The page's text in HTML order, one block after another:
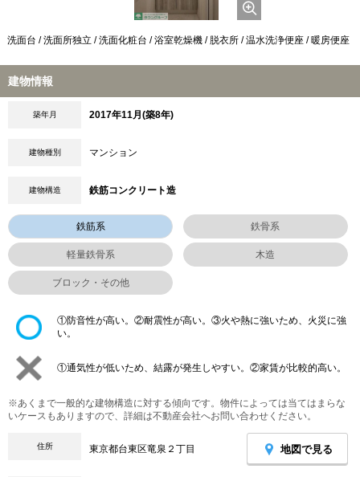
洗面台 / 洗面所独立 / 洗面化粧台 / 浴室乾燥機 / 脱衣所 / 温水洗浄便座 / 暖房便座
建物情報
築年月 2017年11月(築8年)
建物種別 マンション
建物構造 鉄筋コンクリート造
鉄筋系 鉄骨系
軽量鉄骨系 木造
ブロック・その他
①防音性が高い。②耐震性が高い。③火や熱に強いため、火災に強
い。
①通気性が低いため、結露が発生しやすい。②家賃が比較的高い。
※あくまで一般的な建物構造に対する傾向です。物件によっては当てはまらな
いケースもありますので、詳細は不動産会社へお問い合わせください。
住所 東京都台東区竜泉２丁目 地図で見る